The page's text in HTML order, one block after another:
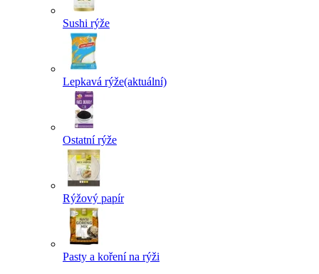
Sushi rýže
Lepkavá rýže(aktuální)
Ostatní rýže
Rýžový papír
Pasty a koření na rýži